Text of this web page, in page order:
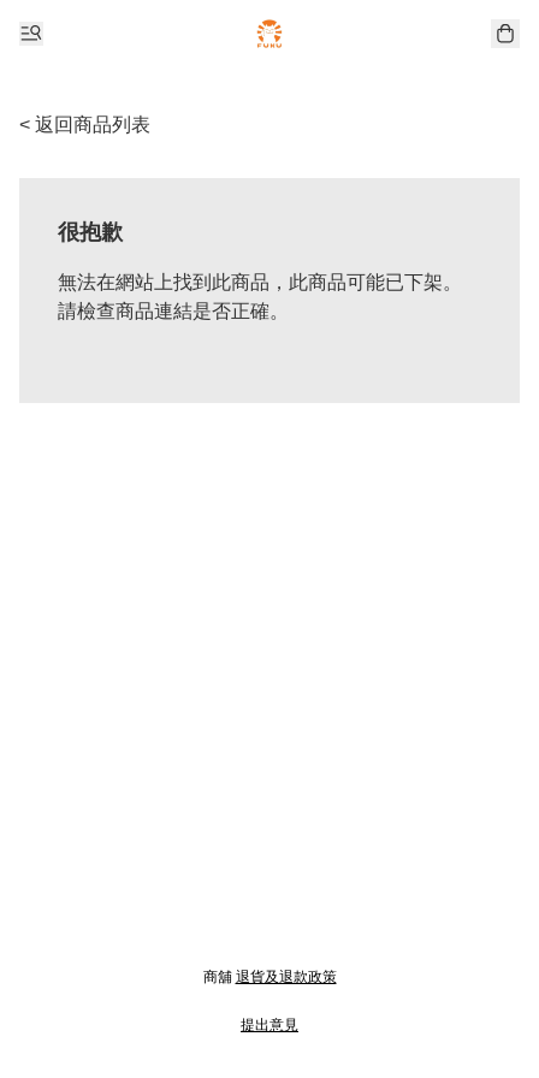
< 返回商品列表
很抱歉
無法在網站上找到此商品，此商品可能已下架。
請檢查商品連結是否正確。
商舖 退貨及退款政策
提出意見